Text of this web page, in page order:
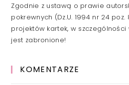
Zgodnie z ustawą o prawie
pokrewnych (Dz.U. 1994 nr 24
projektów kartek, w
jest zabronione!
KOMENTARZE